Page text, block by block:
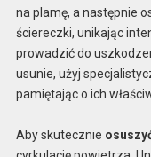
na plamę, a następnie
ściereczki, unikając
prowadzić do
usunie, użyj
pamiętając o ich
Aby skutecznie